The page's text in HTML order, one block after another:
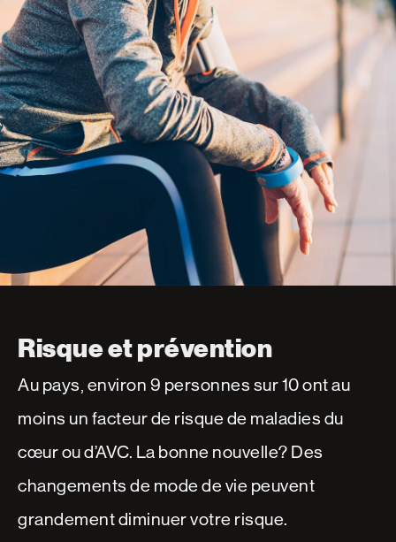
Risque et prévention
Au pays, environ 9 personnes sur 10 ont au
moins un facteur de risque de maladies du
cœur ou d’AVC. La bonne nouvelle? Des
changements de mode de vie peuvent
grandement diminuer votre risque.